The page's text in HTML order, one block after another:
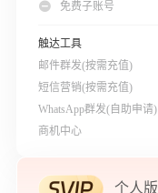
免费子账号
触达工具
邮件群发(按需充值)
短信营销(按需充值)
WhatsApp群发(自助申请)
商机中心
个人版